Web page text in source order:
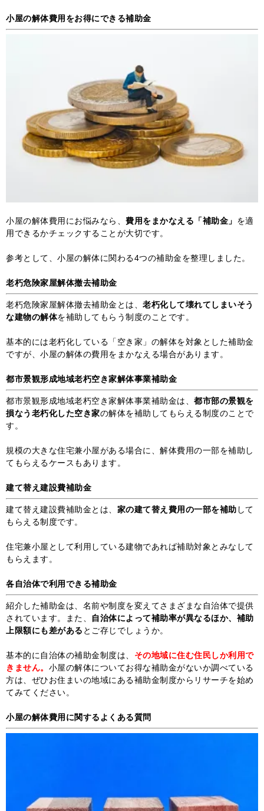
小屋の解体費用をお得にできる補助金
小屋の解体費用にお悩みなら、 費用をまかなえる「補助金」 を適
用できるかチェックすることが大切です。
参考として、小屋の解体に関わる4つの補助金を整理しました。
老朽危険家屋解体撤去補助金
老朽危険家屋解体撤去補助金とは、 老朽化して壊れてしまいそう
な建物の解体を補助してもらう制度のことです。
基本的には老朽化している「空き家」の解体を対象とした補助金
ですが、小屋の解体の費用をまかなえる場合があります。
都市景観形成地域老朽空き家解体事業補助金
都市景観形成地域老朽空き家解体事業補助金は、 都市部の景観を
損なう老朽化した空き家の解体を補助してもらえる制度のことで
す。
規模の大きな住宅兼小屋がある場合に、解体費用の一部を補助し
てもらえるケースもあります。
建て替え建設費補助金
建て替え建設費補助金とは、 家の建て替え費用の一部を補助 して
もらえる制度です。
住宅兼小屋として利用している建物であれば補助対象とみなして
もらえます。
各自治体で利用できる補助金
紹介した補助金は、名前や制度を変えてさまざまな自治体で提供
されています。また、
自治体によって補助率が異なるほか、補助
上限額にも差がある とご存じでしょうか。
基本的に自治体の補助金制度は、 その地域に住む住民しか利用で
きません。 小屋の解体についてお得な補助金がないか調べている
方は、ぜひお住まいの地域にある補助金制度からリサーチを始め
てみてください。
小屋の解体費用に関するよくある質問